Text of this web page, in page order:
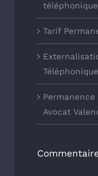
Tarif
Téléphonique
Avocat